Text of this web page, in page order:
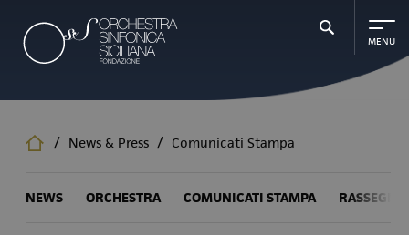
contenuto
principale
/ News & Press / Comunicati Stampa
NEWS ORCHESTRA COMUNICATI STAMPA